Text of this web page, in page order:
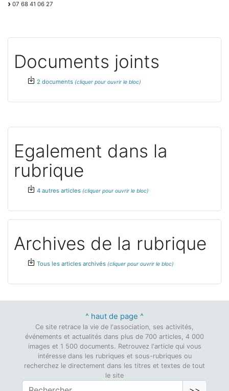
07 68 41 06 27
Documents joints
2 documents
Egalement dans la
rubrique
4 autres articles
Archives de la rubrique
Tous les articles archivés
^ haut de page ^
Ce site retrace la vie de l'association, ses activités,
événements et actualités dans plus de 700 articles, 4 000
images et 1 500 documents. Retrouvez l'article qui vous
intéresse dans les rubriques et sous-rubriques ou
recherchez le directement dans les titres et textes de tout
le site